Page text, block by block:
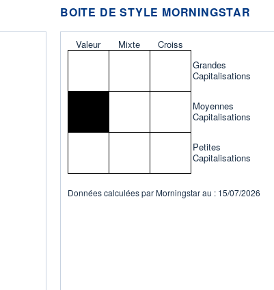
BOITE DE STYLE MORNINGSTAR
Valeur Mixte
Croiss
Grandes
Capitalisations
Moyennes
Capitalisations
Petites
Capitalisations
Données calculées par Morningstar au : 15/07/2026